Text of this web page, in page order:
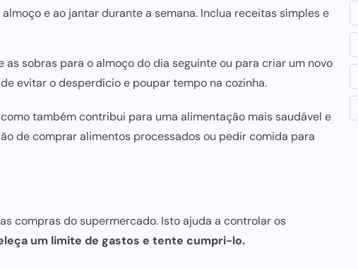
e ao jantar durante a semana. Inclua receitas simples e
sobras para o almoço do dia seguinte ou para criar um novo
evitar o desperdício e poupar tempo na cozinha.
também contribui para uma alimentação mais saudável e
de comprar alimentos processados ou pedir comida para
as compras do supermercado. Isto ajuda a controlar os
um limite de gastos e tente cumpri-lo.